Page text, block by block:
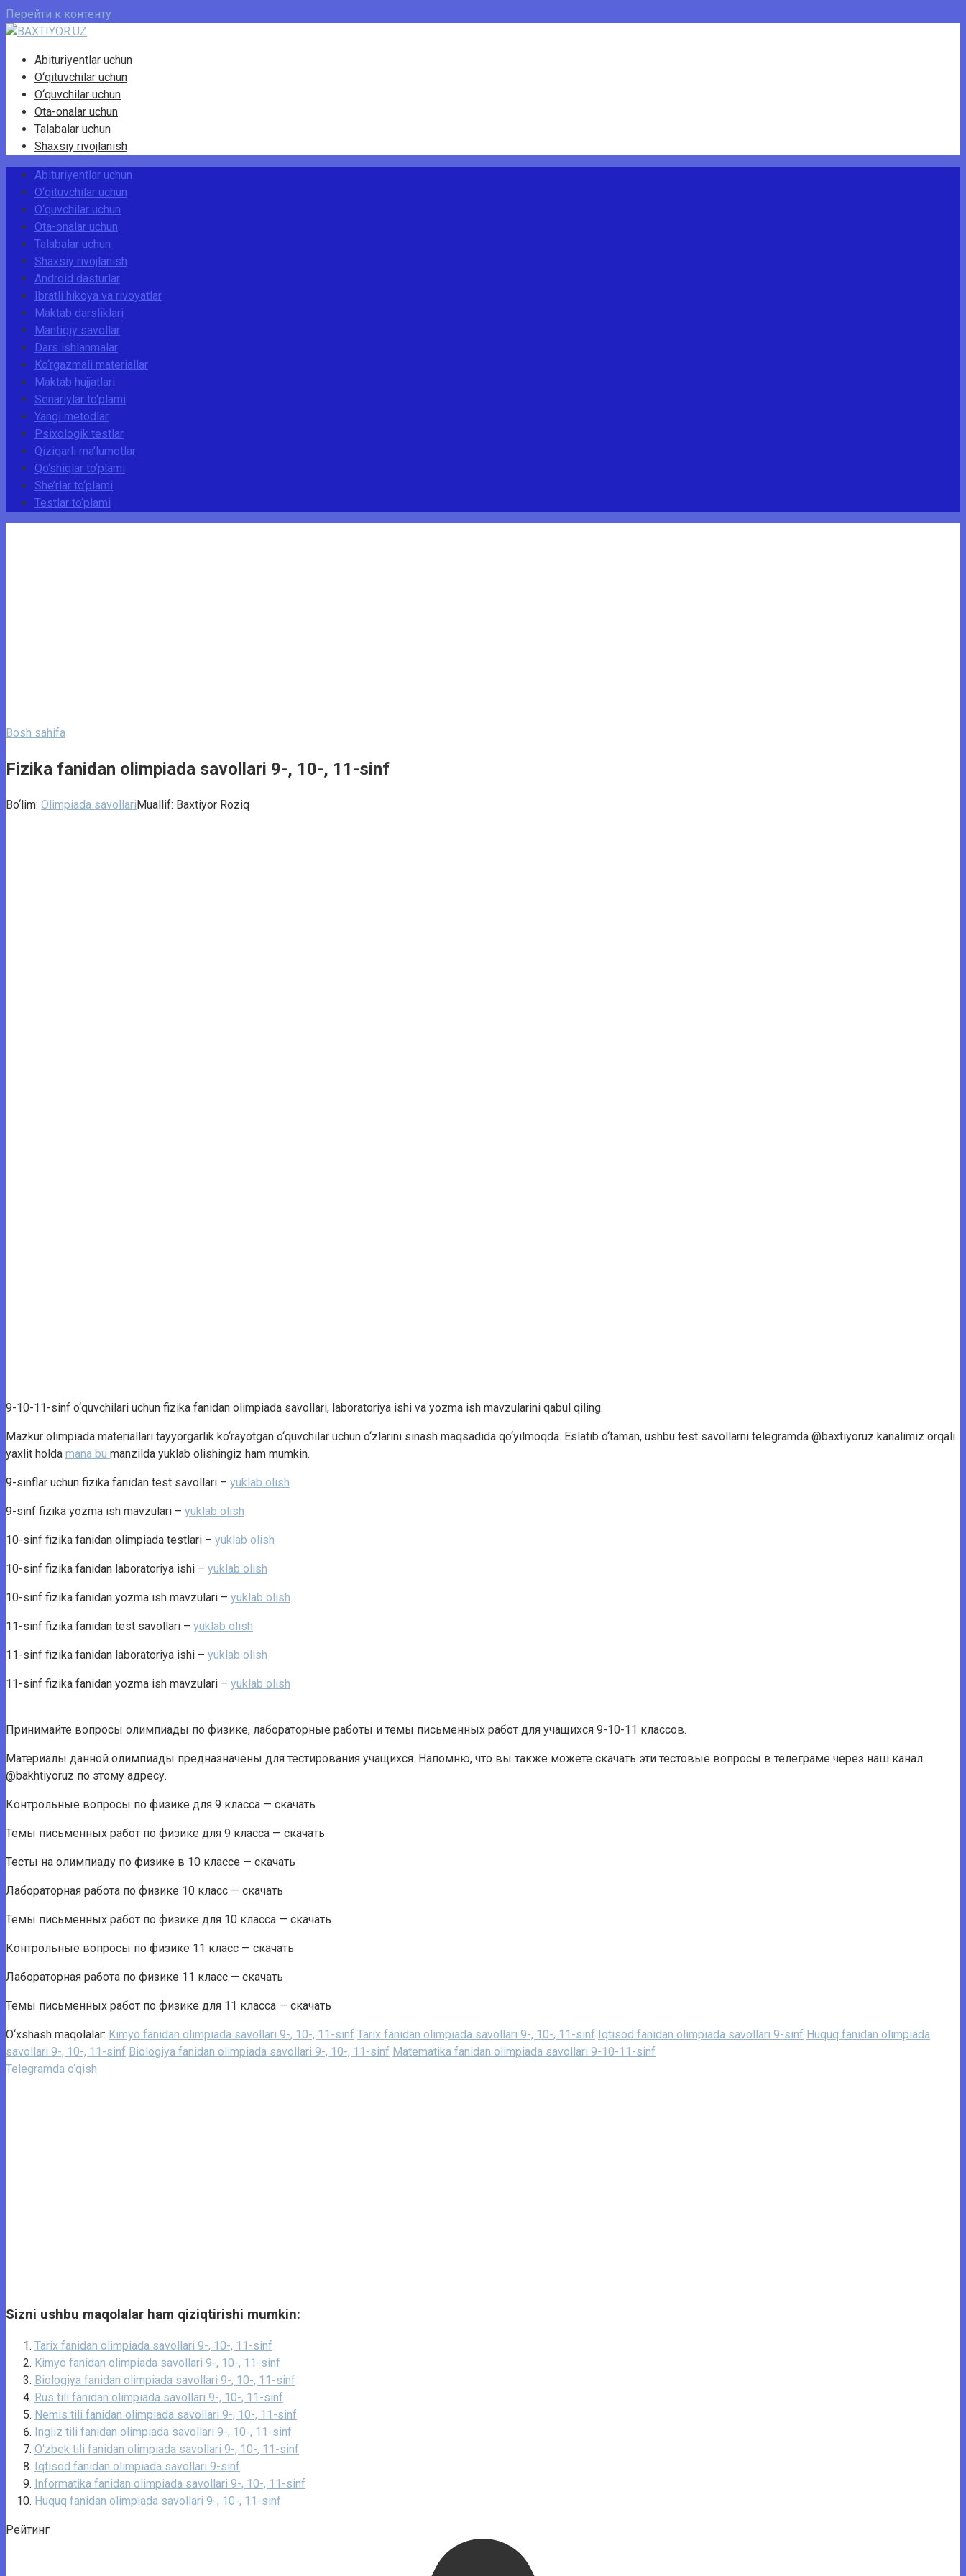
Перейти к контенту
Abituriyentlar uchun
O‘qituvchilar uchun
O‘quvchilar uchun
Ota-onalar uchun
Talabalar uchun
Shaxsiy rivojlanish
Abituriyentlar uchun
O‘qituvchilar uchun
O‘quvchilar uchun
Ota-onalar uchun
Talabalar uchun
Shaxsiy rivojlanish
Android dasturlar
Ibratli hikoya va rivoyatlar
Maktab darsliklari
Mantiqiy savollar
Dars ishlanmalar
Ko‘rgazmali materiallar
Maktab hujjatlari
Senariylar to‘plami
Yangi metodlar
Psixologik testlar
Qiziqarli ma’lumotlar
Qo‘shiqlar to‘plami
She’rlar to‘plami
Testlar to‘plami
Bosh sahifa
Fizika fanidan olimpiada savollari 9-, 10-, 11-sinf
Bo‘lim: Olimpiada savollariMuallif: Baxtiyor Roziq
9-10-11-sinf o‘quvchilari uchun fizika fanidan olimpiada savollari, laboratoriya ishi va yozma ish mavzularini qabul qiling.
Mazkur olimpiada materiallari tayyorgarlik ko‘rayotgan o‘quvchilar uchun o‘zlarini sinash maqsadida qo‘yilmoqda. Eslatib o‘taman, ushbu test savollarni telegramda @baxtiyoruz kanalimiz orqali
yaxlit holda mana bu manzilda yuklab olishingiz ham mumkin.
9-sinflar uchun fizika fanidan test savollari – yuklab olish
9-sinf fizika yozma ish mavzulari – yuklab olish
10-sinf fizika fanidan olimpiada testlari – yuklab olish
10-sinf fizika fanidan laboratoriya ishi – yuklab olish
10-sinf fizika fanidan yozma ish mavzulari – yuklab olish
11-sinf fizika fanidan test savollari – yuklab olish
11-sinf fizika fanidan laboratoriya ishi – yuklab olish
11-sinf fizika fanidan yozma ish mavzulari – yuklab olish
Принимайте вопросы олимпиады по физике, лабораторные работы и темы письменных работ для учащихся 9-10-11 классов.
Материалы данной олимпиады предназначены для тестирования учащихся. Напомню, что вы также можете скачать эти тестовые вопросы в телеграме через наш канал
@bakhtiyoruz по этому адресу.
Контрольные вопросы по физике для 9 класса — скачать
Темы письменных работ по физике для 9 класса — скачать
Тесты на олимпиаду по физике в 10 классе — скачать
Лабораторная работа по физике 10 класс — скачать
Темы письменных работ по физике для 10 класса — скачать
Контрольные вопросы по физике 11 класс — скачать
Лабораторная работа по физике 11 класс — скачать
Темы письменных работ по физике для 11 класса — скачать
O‘xshash maqolalar: Kimyo fanidan olimpiada savollari 9-, 10-, 11-sinf Tarix fanidan olimpiada savollari 9-, 10-, 11-sinf Iqtisod fanidan olimpiada savollari 9-sinf Huquq fanidan olimpiada
savollari 9-, 10-, 11-sinf Biologiya fanidan olimpiada savollari 9-, 10-, 11-sinf Matematika fanidan olimpiada savollari 9-10-11-sinf
Telegramda o‘qish
Sizni ushbu maqolalar ham qiziqtirishi mumkin:
Tarix fanidan olimpiada savollari 9-, 10-, 11-sinf
Kimyo fanidan olimpiada savollari 9-, 10-, 11-sinf
Biologiya fanidan olimpiada savollari 9-, 10-, 11-sinf
Rus tili fanidan olimpiada savollari 9-, 10-, 11-sinf
Nemis tili fanidan olimpiada savollari 9-, 10-, 11-sinf
Ingliz tili fanidan olimpiada savollari 9-, 10-, 11-sinf
O‘zbek tili fanidan olimpiada savollari 9-, 10-, 11-sinf
Iqtisod fanidan olimpiada savollari 9-sinf
Informatika fanidan olimpiada savollari 9-, 10-, 11-sinf
Huquq fanidan olimpiada savollari 9-, 10-, 11-sinf
Рейтинг